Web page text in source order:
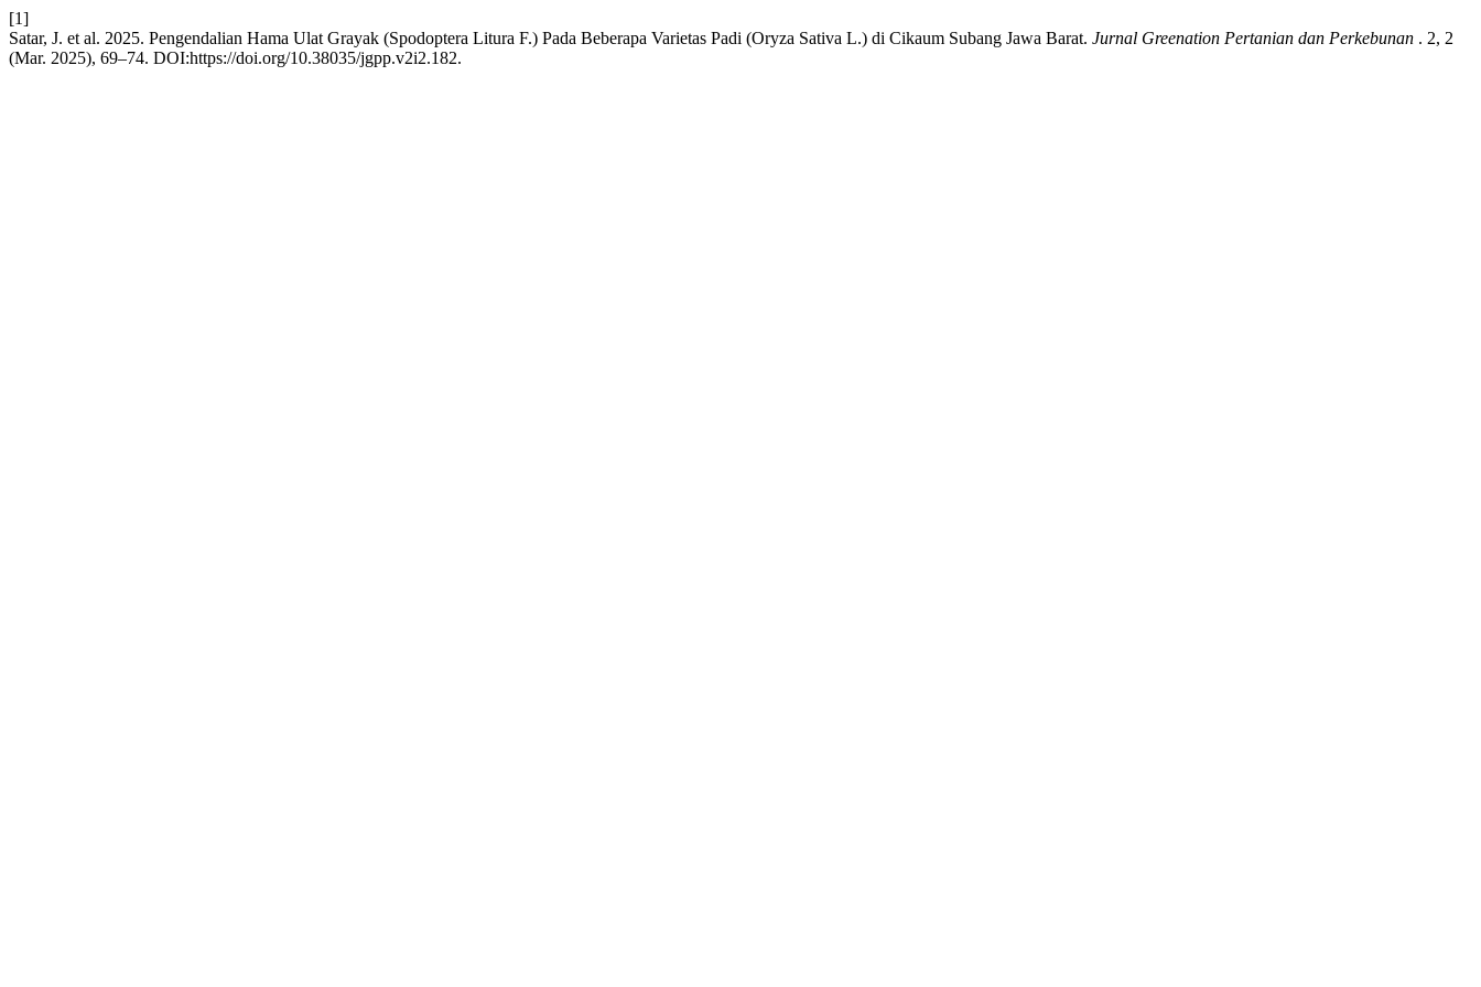
[1]
Satar, J. et al. 2025. Pengendalian Hama Ulat Grayak (Spodoptera Litura F.) Pada Beberapa Varietas Padi (Oryza Sativa L.) di Cikaum Subang Jawa Barat. Jurnal Greenation Pertanian dan Perkebunan . 2, 2
(Mar. 2025), 69–74. DOI:https://doi.org/10.38035/jgpp.v2i2.182.